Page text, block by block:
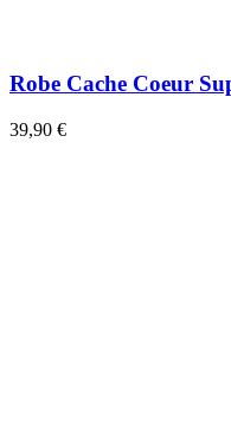
Robe Cache Coeur
39,90 €